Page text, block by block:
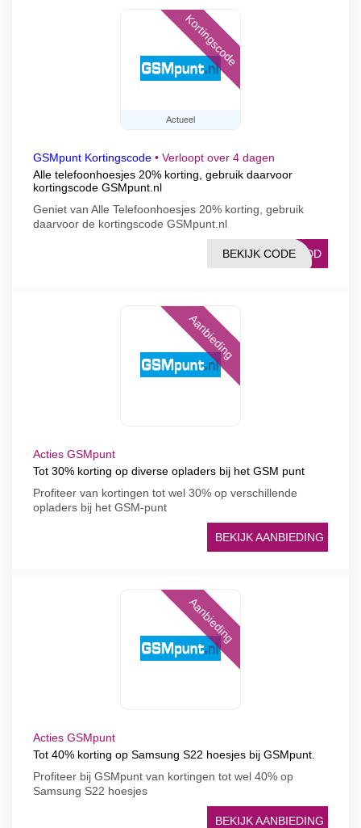
Actueel
Kortingscode
GSMpunt Kortingscode • Verloopt over 4 dagen
Alle telefoonhoesjes 20% korting, gebruik daarvoor
kortingscode GSMpunt.nl
Geniet van Alle Telefoonhoesjes 20% korting, gebruik
daarvoor de kortingscode GSMpunt.nl
DBDD
BEKIJK CODE
Aanbieding
Acties GSMpunt
Tot 30% korting op diverse opladers bij het GSM punt
Profiteer van kortingen tot wel 30% op verschillende
opladers bij het GSM-punt
BEKIJK AANBIEDING
Aanbieding
Acties GSMpunt
Tot 40% korting op Samsung S22 hoesjes bij GSMpunt.
Profiteer bij GSMpunt van kortingen tot wel 40% op
Samsung S22 hoesjes
BEKIJK AANBIEDING